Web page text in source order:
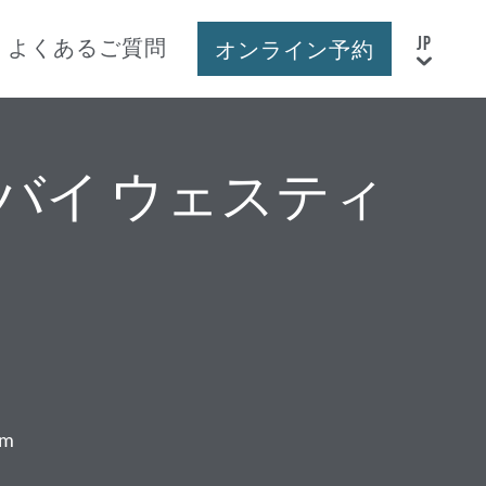
よくあるご質問 オンライン予約
イ ウェスティ